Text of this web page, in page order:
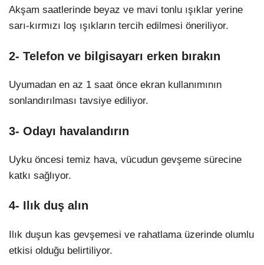
Akşam saatlerinde beyaz ve mavi tonlu ışıklar yerine
sarı-kırmızı loş ışıkların tercih edilmesi öneriliyor.
2- Telefon ve bilgisayarı erken bırakın
Uyumadan en az 1 saat önce ekran kullanımının
sonlandırılması tavsiye ediliyor.
3- Odayı havalandırın
Uyku öncesi temiz hava, vücudun gevşeme sürecine
katkı sağlıyor.
4- Ilık duş alın
Ilık duşun kas gevşemesi ve rahatlama üzerinde olumlu
etkisi olduğu belirtiliyor.